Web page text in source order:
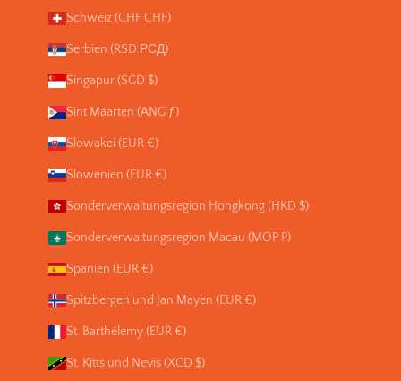
Schweiz (CHF CHF)
Serbien (RSD РСД)
Singapur (SGD $)
Sint Maarten (ANG ƒ)
Slowakei (EUR €)
Slowenien (EUR €)
Sonderverwaltungsregion Hongkong (HKD $)
Sonderverwaltungsregion Macau (MOP P)
Spanien (EUR €)
Spitzbergen und Jan Mayen (EUR €)
St. Barthélemy (EUR €)
St. Kitts und Nevis (XCD $)